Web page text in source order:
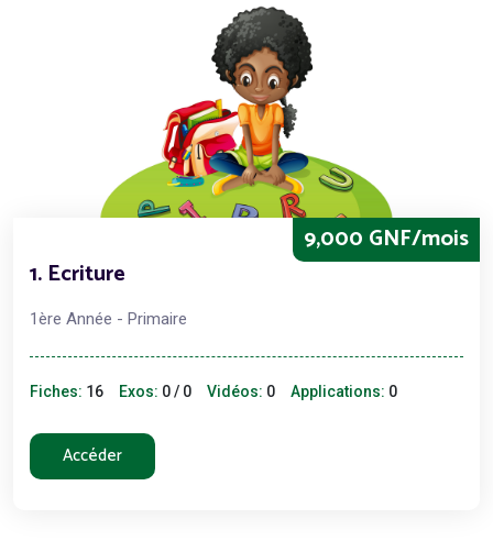
9,000 GNF/mois
1. Ecriture
1ère Année - Primaire
Fiches: 16 Exos: 0 / 0 Vidéos: 0 Applications: 0
Accéder